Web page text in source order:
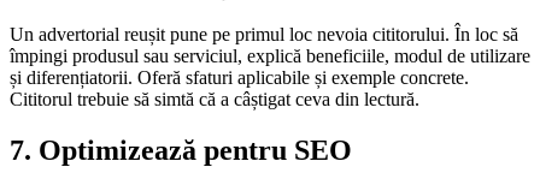
Un advertorial reușit pune pe primul loc nevoia cititorului. În loc să
împingi produsul sau serviciul, explică beneficiile, modul de utilizare
și diferențiatorii. Oferă sfaturi aplicabile și exemple concrete.
Cititorul trebuie să simtă că a câștigat ceva din lectură.
7. Optimizează pentru SEO